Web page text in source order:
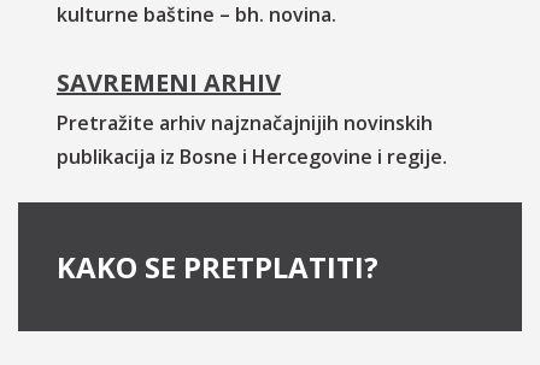
kulturne baštine – bh. novina.
SAVREMENI ARHIV
Pretražite arhiv najznačajnijih novinskih
publikacija iz Bosne i Hercegovine i regije.
KAKO SE PRETPLATITI?